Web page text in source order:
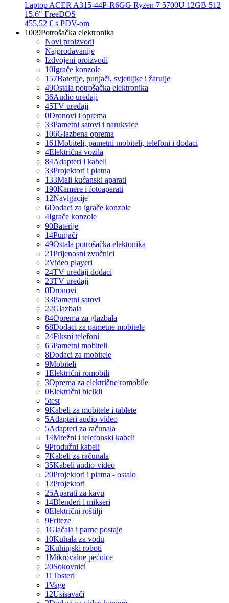
Laptop ACER A315-44P-R6GG Ryzen 7 5700U 12GB 512
15.6" FreeDOS
455,52 € s PDV-om
1009Potrošačka elektronika
Novi proizvodi
Najprodavanije
Izdvojeni proizvodi
10Igrače konzole
157Baterije, punjači, svjetiljke i žarulje
49Ostala potrošačka elektronika
36Audio uređaji
45TV uređaji
0Dronovi i oprema
33Pametni satovi i narukvice
106Glazbena oprema
161Mobiteli, pametni mobiteli, telefoni i dodaci
4Električna vozila
84Adapteri i kabeli
33Projektori i platna
133Mali kućanski aparati
190Kamere i fotoaparati
12Navigacije
6Dodaci za igrače konzole
4Igrače konzole
90Baterije
14Punjači
49Ostala potrošačka elektonika
21Prijenosni zvučnici
2Video playeri
24TV uređaji dodaci
23TV uređaji
0Dronovi
33Pametni satovi
22Glazbala
84Oprema za glazbala
68Dodaci za pametne mobitele
24Fiksni telefoni
65Pametni mobiteli
8Dodaci za mobitele
9Mobiteli
1Električni romobili
3Oprema za električne romobile
0Električni bicikli
5test
9Kabeli za mobitele i tablete
5Adapteri audio-video
5Adapteri za računala
14Mrežni i telefonski kabeli
9Produžni kabeli
7Kabeli za računala
35Kabeli audio-video
20Projektori i platna - ostalo
12Projektori
25Aparati za kavu
14Blenderi i mikseri
0Električni roštilji
9Friteze
1Glačala i parne postaje
10Kuhala za vodu
3Kuhinjski roboti
1Mikrovalne pećnice
20Sokovnici
11Tosteri
1Vage
12Usisavači